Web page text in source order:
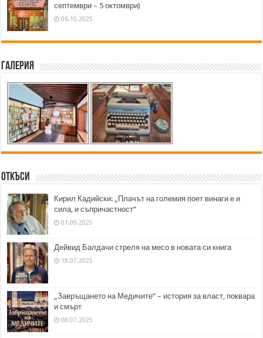
септември – 5 октомври)
06.10.2025
Галерия
Откъси
Кирил Кадийски: „Плачът на големия поет винаги е и
сила, и съпричастност“
01.09.2025
Дейвид Балдачи стреля на месо в новата си книга
18.07.2025
„Завръщането на Медичите“ – история за власт, поквара
и смърт
08.07.2025